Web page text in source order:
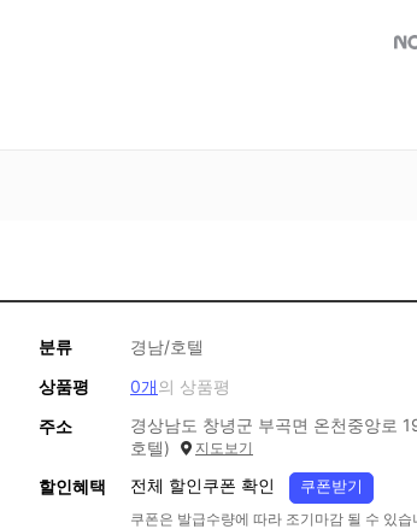
분류
경남/호텔
상품평
0개의 상품평
주소
경상남도 창녕군 부곡면 온천중앙로
호텔)
지도보기
할인혜택 전체 할인쿠폰 확인 쿠폰받기
쿠폰은 발급수량에 따라 조기마감 될 수 있습